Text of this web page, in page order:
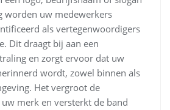
worden uw medewerkers
als vertegenwoordigers
Dit draagt bij aan een
en zorgt ervoor dat uw
wordt, zowel binnen als
Het vergroot de
merk en versterkt de band